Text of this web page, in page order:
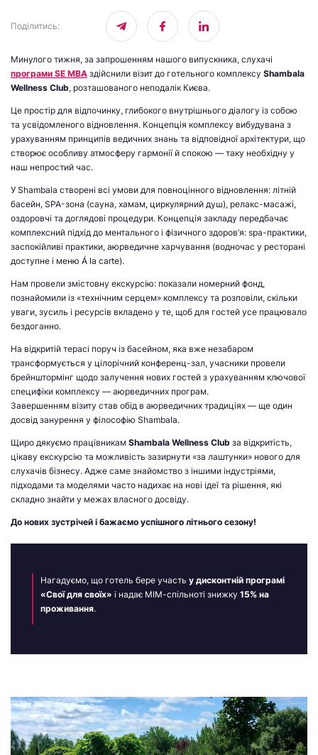
Поділитись:
Минулого тижня, за запрошенням нашого випускника, слухачі
програми SE MBA здійснили візит до готельного комплексу Shambala
Wellness Club, розташованого неподалік Києва.
Це простір для відпочинку, глибокого внутрішнього діалогу із собою
та усвідомленого відновлення. Концепція комплексу вибудувана з
урахуванням принципів ведичних знань та відповідної архітектури, що
створює особливу атмосферу гармонії й спокою — таку необхідну у
наш непростий час.
У Shambala створені всі умови для повноцінного відновлення: літній
басейн, SPA-зона (сауна, хамам, циркулярний душ), релакс-масажі,
оздоровчі та доглядові процедури. Концепція закладу передбачає
комплексний підхід до ментального і фізичного здоров’я: spa-практики,
заспокійливі практики, аюрведичне харчування (водночас у ресторані
доступне і меню Á la carte).
Нам провели змістовну екскурсію: показали номерний фонд,
познайомили із «технічним серцем» комплексу та розповіли, скільки
уваги, зусиль і ресурсів вкладено у те, щоб для гостей усе працювало
бездоганно.
На відкритій терасі поруч із басейном, яка вже незабаром
трансформується у цілорічний конференц-зал, учасники провели
брейнштормінг щодо залучення нових гостей з урахуванням ключової
специфіки комплексу — аюрведичних програм.
Завершенням візиту став обід в аюрведичних традиціях — ще один
досвід занурення у філософію Shambala.
Щиро дякуємо працівникам Shambala Wellness Club за відкритість,
цікаву екскурсію та можливість зазирнути «за лаштунки» нового для
слухачів бізнесу. Адже саме знайомство з іншими індустріями,
підходами та моделями часто надихає на нові ідеї та рішення, які
складно знайти у межах власного досвіду.
До нових зустрічей і бажаємо успішного літнього сезону!
Нагадуємо, що готель бере участь у дисконтній програмі
«Свої для своїх» і надає МІМ-спільноті знижку 15% на
проживання.